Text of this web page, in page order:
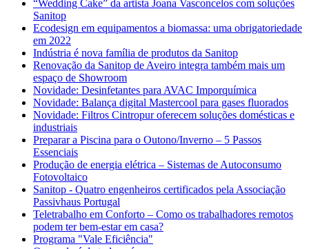
“Wedding Cake” da artista Joana Vasconcelos com soluções
Sanitop
Ecodesign em equipamentos a biomassa: uma obrigatoriedade
em 2022
Indústria é nova família de produtos da Sanitop
Renovação da Sanitop de Aveiro integra também mais um
espaço de Showroom
Novidade: Desinfetantes para AVAC Imporquímica
Novidade: Balança digital Mastercool para gases fluorados
Novidade: Filtros Cintropur oferecem soluções domésticas e
industriais
Preparar a Piscina para o Outono/Inverno – 5 Passos
Essenciais
Produção de energia elétrica – Sistemas de Autoconsumo
Fotovoltaico
Sanitop - Quatro engenheiros certificados pela Associação
Passivhaus Portugal
Teletrabalho em Conforto – Como os trabalhadores remotos
podem ter bem-estar em casa?
Programa "Vale Eficiência"